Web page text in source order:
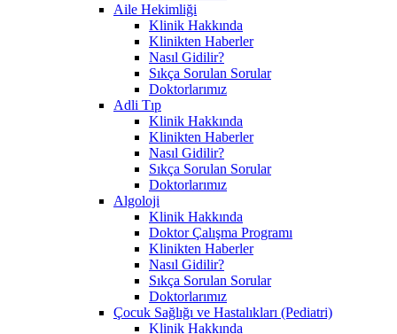
Aile Hekimliği
Klinik Hakkında
Klinikten Haberler
Nasıl Gidilir?
Sıkça Sorulan Sorular
Doktorlarımız
Adli Tıp
Klinik Hakkında
Klinikten Haberler
Nasıl Gidilir?
Sıkça Sorulan Sorular
Doktorlarımız
Algoloji
Klinik Hakkında
Doktor Çalışma Programı
Klinikten Haberler
Nasıl Gidilir?
Sıkça Sorulan Sorular
Doktorlarımız
Çocuk Sağlığı ve Hastalıkları (Pediatri)
Klinik Hakkında